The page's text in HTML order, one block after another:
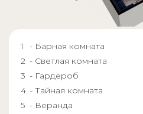
- Барная комната
- Светлая комната
- Гардероб
- Тайная комната
- Веранда